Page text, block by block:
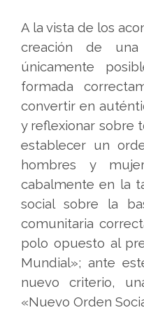
A la vista de los
creación de
únicamente
formada
convertir en
y reflexionar sobre
establecer un
hombres y
cabalmente en la
social sobre la
comunitaria
polo opuesto al
Mundial»; ante
nuevo criterio,
«Nuevo Orden